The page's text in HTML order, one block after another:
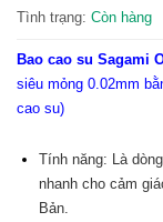
Tình trạng: Còn hàng
Bao cao su Sagami
siêu mỏng 0.02mm
cao su)
Tính năng: Là
nhanh cho cảm
Bản.